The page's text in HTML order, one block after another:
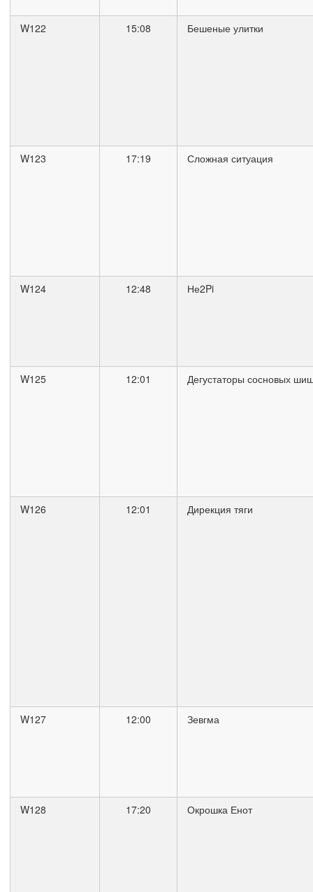
W122 15:08 Бешеные улитки
W123 17:19 Сложная ситуация
W124 12:48 Не2Pi
W125 12:01 Дегустаторы сосновых
W126 12:01 Дирекция тяги
W127 12:00 Зевгма
W128 17:20 Окрошка Енот